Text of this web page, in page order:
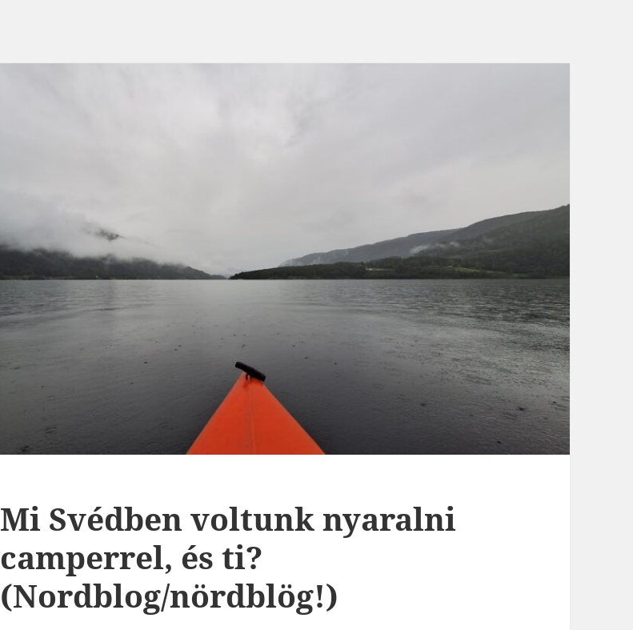
Mi Svédben voltunk nyaralni
camperrel, és ti?
(Nordblog/nördblög!)